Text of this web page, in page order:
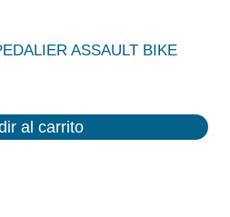
ASSAULT BIKE
al carrito